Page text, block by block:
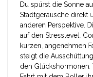
Du spürst die Sonne
Stadtgeräusche direkt
anderen Perspektive.
auf den Stresslevel.
kurzen, angenehmen
steigt die
den Glückshormonen.